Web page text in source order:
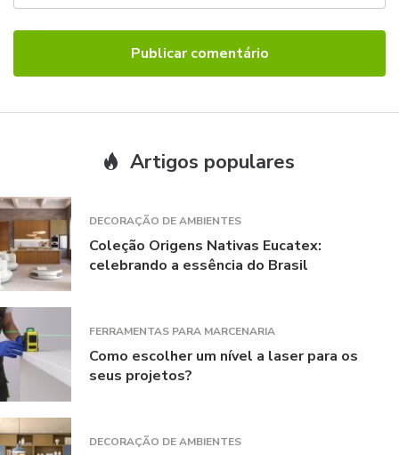
Artigos populares
DECORAÇÃO DE AMBIENTES
Coleção Origens Nativas Eucatex:
celebrando a essência do Brasil
FERRAMENTAS PARA MARCENARIA
Como escolher um nível a laser para os
seus projetos?
DECORAÇÃO DE AMBIENTES